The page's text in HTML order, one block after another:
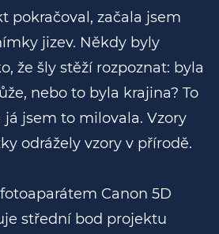
pokračoval, začala jsem
jizev. Někdy byly
že šly stěží rozpoznat: byla
nebo to byla krajina? To
já jsem to milovala. Vzory
odrážely vzory v přírodě.
Canon 5D
střední bod projektu